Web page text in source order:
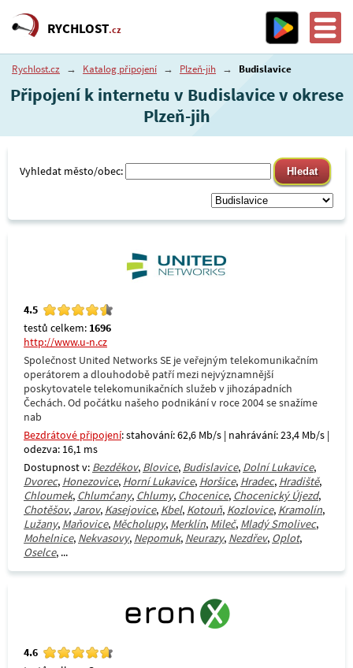
RYCHLOST.cz
Rychlost.cz → Katalog připojení → Plzeň-jih → Budislavice
Připojení k internetu v Budislavice v okrese
Plzeň-jih
Vyhledat město/obec:
4.5
testů celkem: 1696
http://www.u-n.cz
Společnost United Networks SE je veřejným telekomunikačním
operátorem a dlouhodobě patří mezi nejvýznamnější
poskytovatele telekomunikačních služeb v jihozápadních
Čechách. Od počátku našeho podnikání v roce 2004 se snažíme
nab
Bezdrátové připojení: stahování: 62,6 Mb/s | nahrávání: 23,4 Mb/s |
odezva: 16,1 ms
Dostupnost v: Bezděkov, Blovice, Budislavice, Dolní Lukavice,
Dvorec, Honezovice, Horní Lukavice, Horšice, Hradec, Hradiště,
Chloumek, Chlumčany, Chlumy, Chocenice, Chocenický Újezd,
Chotěšov, Jarov, Kasejovice, Kbel, Kotouň, Kozlovice, Kramolín,
Lužany, Maňovice, Měcholupy, Merklín, Mileč, Mladý Smolivec,
Mohelnice, Nekvasovy, Nepomuk, Neurazy, Nezdřev, Oplot,
Oselce, ...
4.6